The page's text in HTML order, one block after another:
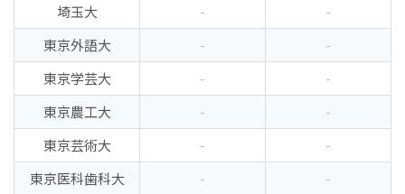
埼玉大
-
-
東京外語大
-
-
東京学芸大
-
-
東京農工大
-
-
東京芸術大
-
-
東京医科歯科大
- -